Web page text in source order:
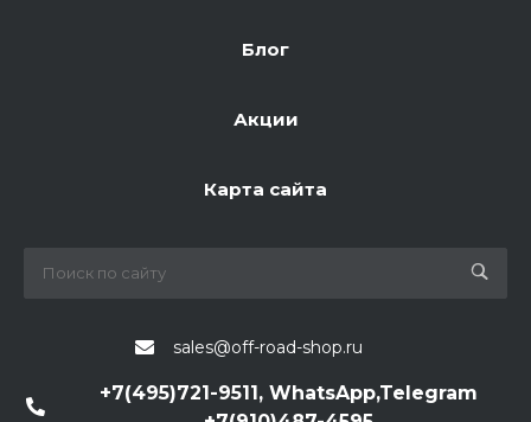
Блог
Акции
Карта сайта
sales@off-road-shop.ru
+7(495)721-9511, WhatsApp,Telegram